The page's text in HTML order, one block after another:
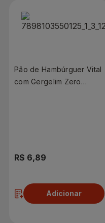
Pão de Hambúrguer Vital
com Gergelim Zero
R$ 6,89
Adicionar